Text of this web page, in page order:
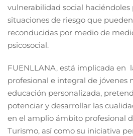
vulnerabilidad social haciéndoles
situaciones de riesgo que
reconducidas por medio de
psicosocial.
FUENLLANA, está implicada en
profesional e integral de jóvenes
educación personalizada,
potenciar y desarrollar las
en el amplio ámbito profesional
Turismo, así como su iniciativa